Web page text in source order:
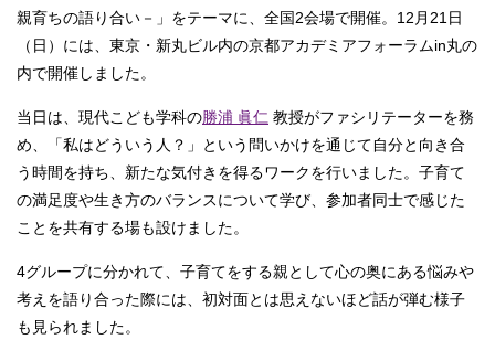
親育ちの語り合い－」をテーマに、全国2会場で開催。12月21日
（日）には、東京・新丸ビル内の京都アカデミアフォーラムin丸の
内で開催しました。
当日は、現代こども学科の勝浦 眞仁 教授がファシリテーターを務
め、「私はどういう人？」という問いかけを通じて自分と向き合
う時間を持ち、新たな気付きを得るワークを行いました。子育て
の満足度や生き方のバランスについて学び、参加者同士で感じた
ことを共有する場も設けました。
4グループに分かれて、子育てをする親として心の奥にある悩みや
考えを語り合った際には、初対面とは思えないほど話が弾む様子
も見られました。